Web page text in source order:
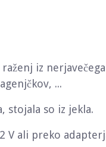
iz
...
stojala so iz jekla.
V ali preko